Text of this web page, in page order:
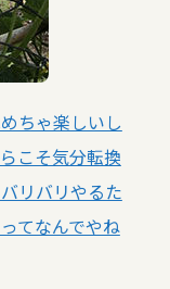
ちゃ楽しいし
こそ気分転換
リバリやるた
てなんでやね